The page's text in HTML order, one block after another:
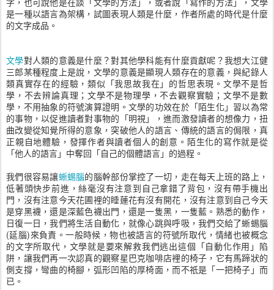
是一種以語言為架構，試圖表現人類是什麼，作者所處的時代是什麼
的文字成品。
文學對人類的意義是什麼？對其他學科能有什麼貢獻呢？我想大江健
三郎某種程度上是說，文學的意義是顯現人類存在的意義，與紀錄人
類真實存在的經驗，類似「我思故我在」的哲思表現。文學不是哲
學，不去辨論真理；文學不是物理學，不去觀察實驗；文學不是數
學，不用抽象的符號演算證明。文學的功效在於「陌生化」習以為常
的事物，以促進讀者對事物的「明視」，進而激發讀者的想像力，扭
曲改變從知覺所得的意象，突破他人的語言、傳統的語言的侷限，真
正親自地體驗，發揮作者與讀者個人的創意。陌生化的寫作就是從
「他人的語言」中奪回「自己的個體語言」的過程。
我們很容易讓蜥蜴腦的腦幹部份掌控了一切，走在每天上班的路上，
低著頭快步前進，絲毫沒有注意到自己拿錯了背包，沒有帶手機出
門，沒有注意今天花圃裡的睡蓮花有沒有開花，沒有注意到自己今天
是穿黑襪，還是深藍色襪出門，還是一隻黑，一隻藍。熟悉的動作，
日復一日，我們將生活自動化，就像心跳與呼吸，我們交給了蜥蜴腦
(延腦)來負責。一般時候，物也被語言的符號所取代，情緒也被概念
的文字所取代，文學就是要來解救我們逃出這個「自動化作用」陷
阱，讓我們再一次認真的觀察星巴克咖啡店裡的椅子，它有馬蹄狀的
側支撐，彎曲的椅腳，弧形凹陷的厚椅面，而不祇是「一把椅子」而
已。